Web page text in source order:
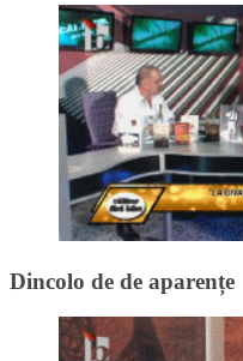
Dincolo de de aparențe